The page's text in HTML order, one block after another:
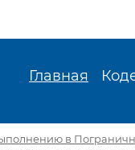
Главная
в